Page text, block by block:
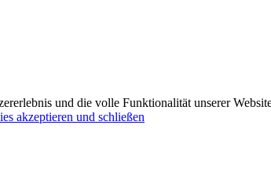
und die volle Funktionalität unserer
akzeptieren und schließen